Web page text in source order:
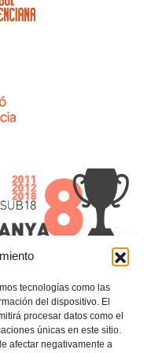
tecnologías como las
del dispositivo. El
procesar datos como el
únicas en este sitio.
afectar negativamente a